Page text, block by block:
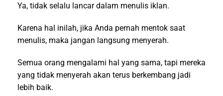
Ya, tidak selalu lancar dalam menulis iklan.
Karena hal inilah, jika Anda pernah mentok saat
menulis, maka jangan langsung menyerah.
Semua orang mengalami hal yang sama, tapi mereka
yang tidak menyerah akan terus berkembang jadi
lebih baik.